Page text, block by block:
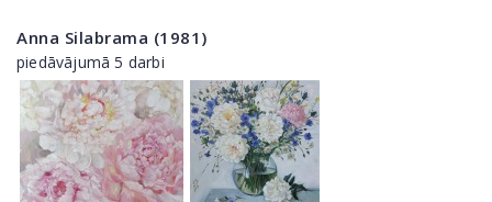
Anna Silabrama (1981)
piedāvājumā 5 darbi